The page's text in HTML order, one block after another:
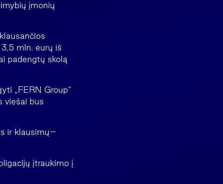
įmonių
mln. eurų iš
padengtų skolą
„FERN Group“
viešai bus
ir klausimų–
įtraukimo į